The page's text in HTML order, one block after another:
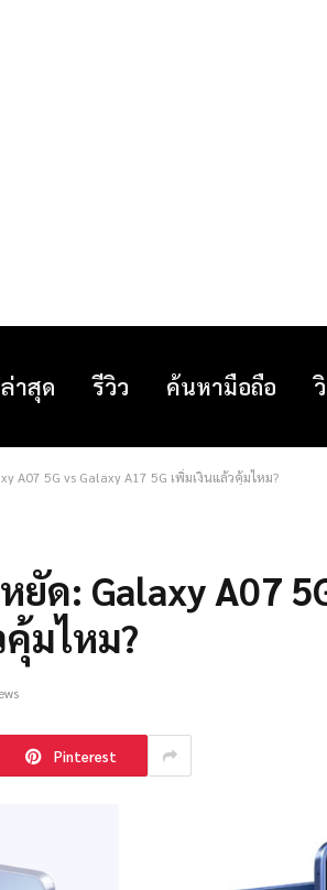
าสุด รีวิว ค้นหามือถือ
A07 5G vs Galaxy A17 5G เพิ่มเงินแล้วคุ้มไหม?
ด: Galaxy A07
คุ้มไหม?
Pinterest